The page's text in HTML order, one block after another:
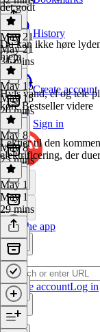
History
Create account
Sign in
Get the app
Create accountLog in
det godt
May 21
May 21
31 mins
Du kan ikke høre
hjem
May 15
May 15
20 mins
Hvis vand, el og tele
køre Bestseller videre
May 8
May 8
23 mins
Lektier til den
elektrificering, der duer
May 1
May 1
29 mins